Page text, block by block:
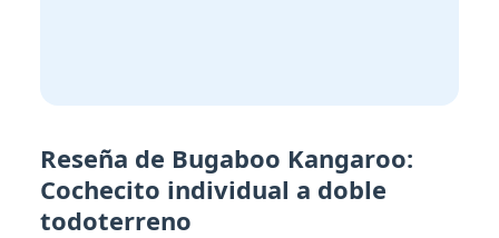
Reseña de Bugaboo Kangaroo:
Cochecito individual a doble
todoterreno